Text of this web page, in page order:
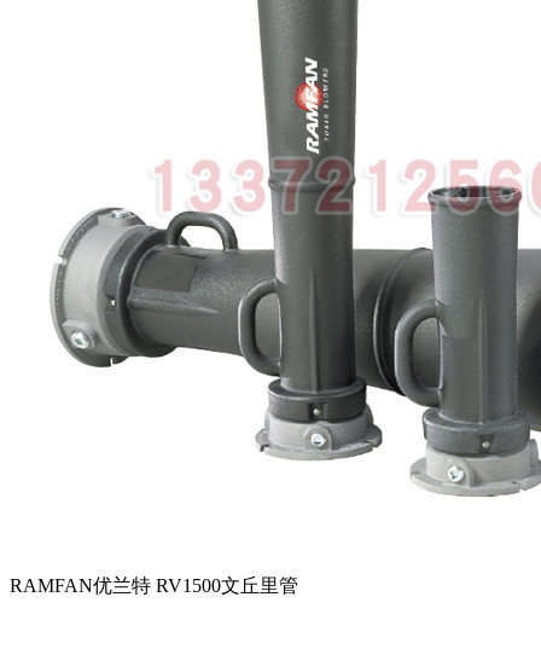
RAMFAN优兰特 RV1500文丘里管